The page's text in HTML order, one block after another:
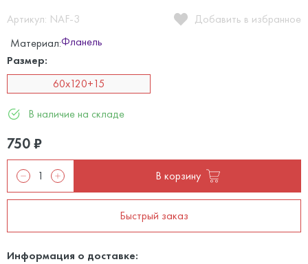
Артикул: NAF-3
Добавить в избранное
Материал:Фланель
Размер:
60х120+15
В наличие на складе
750₽
В корзину
Быстрый заказ
Информация о доставке: